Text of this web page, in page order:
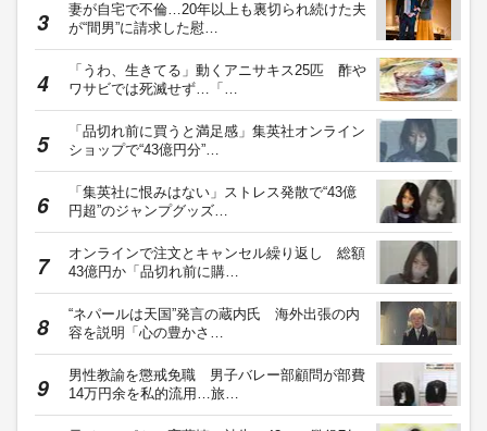
妻が自宅で不倫…20年以上も裏切られ続けた夫
が“間男”に請求した慰…
「うわ、生きてる」動くアニサキス25匹 酢や
ワサビでは死滅せず…「…
「品切れ前に買うと満足感」集英社オンライン
ショップで“43億円分”…
「集英社に恨みはない」ストレス発散で“43億
円超”のジャンプグッズ…
オンラインで注文とキャンセル繰り返し 総額
43億円か「品切れ前に購…
“ネパールは天国”発言の蔵内氏 海外出張の内
容を説明「心の豊かさ…
男性教諭を懲戒免職 男子バレー部顧問が部費
14万円余を私的流用…旅…